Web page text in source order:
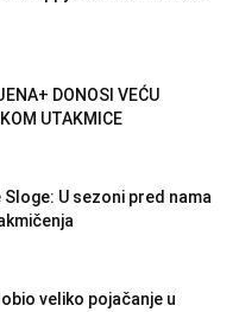
DONOSI VEĆU
UTAKMICE
U sezoni pred nama
veliko pojačanje u